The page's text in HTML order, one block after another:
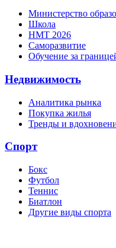
Министерство
Школа
НМТ 2026
Саморазвитие
Обучение за
Недвижимость
Аналитика рынка
Покупка жилья
Тренды и
Спорт
Бокс
Футбол
Теннис
Биатлон
Другие виды спорта